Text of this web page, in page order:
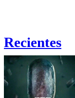
Recientes